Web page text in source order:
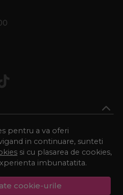
pentru a va oferi
in continuare, sunteti
si cu plasarea de cookies,
imbunatatita.
cookie-urile